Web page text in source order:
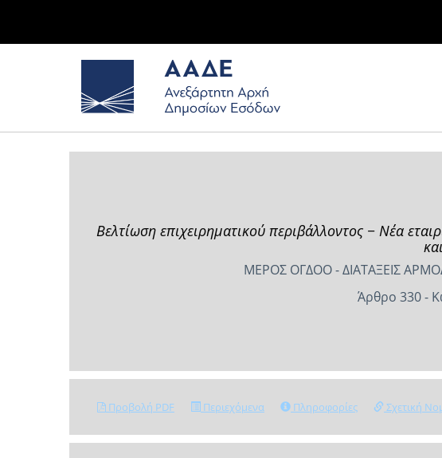
Βελτίωση επιχειρηματικού περιβάλλοντος − Νέα
ΜΕΡΟΣ ΟΓΔΟΟ - ΔΙΑΤΑΞΕΙΣ
Άρθρο 330 -
Προβολή PDF Περιεχόμενα Πληροφορίες Σχετική